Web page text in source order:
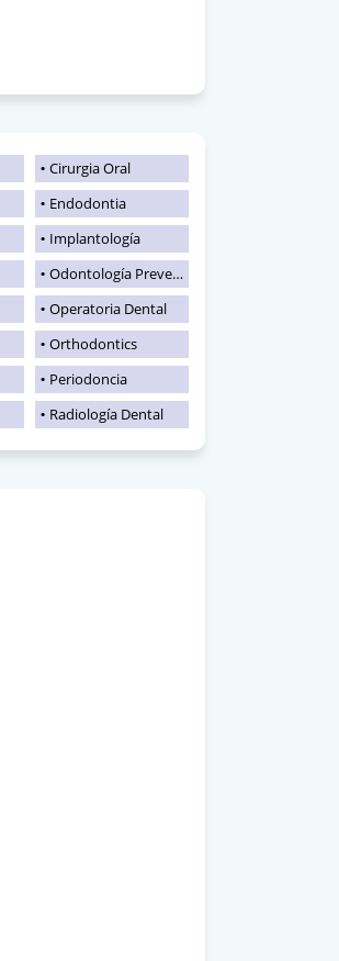
Cirurgia Oral
Endodontia
Implantología
Odontología Preventiva
Operatoria Dental
Orthodontics
Periodoncia
Radiología Dental